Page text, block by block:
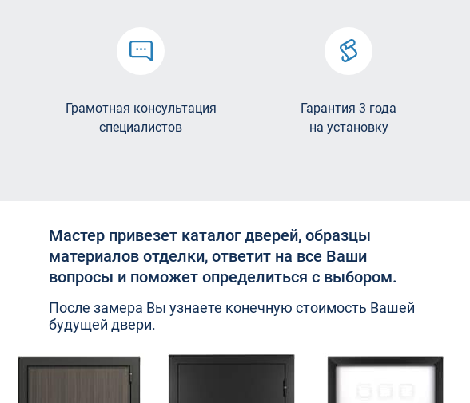
Грамотная консультация
специалистов
Гарантия 3 года
на установку
Мастер привезет каталог дверей, образцы
материалов отделки, ответит на все Ваши
вопросы и поможет определиться с выбором.
После замера Вы узнаете конечную стоимость Вашей
будущей двери.